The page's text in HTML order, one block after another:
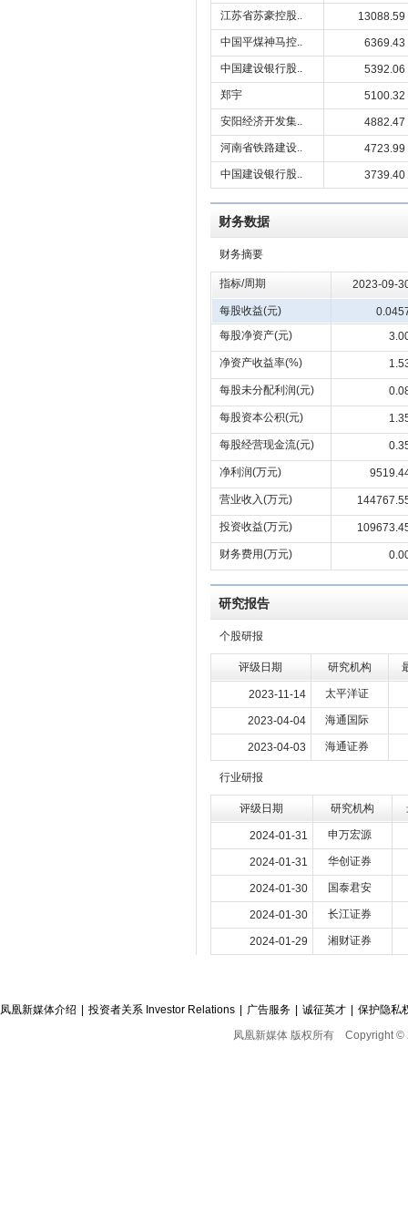
江苏省苏豪控股..
13088.59
中国平煤神马控..
6369.43
中国建设银行股..
5392.06
郑宇
5100.32
安阳经济开发集..
4882.47
河南省铁路建设..
4723.99
中国建设银行股..
3739.40
财务数据
财务摘要
指标/周期 2023-09-
每股收益(元)
每股净资产(元)
净资产收益率(%)
每股未分配利润(元)
每股资本公积(元)
每股经营现金流(元)
净利润(万元)
营业收入(万元)
投资收益(万元)
财务费用(万元)
研究报告
个股研报
评级日期 研究机构
2023-11-14 太平洋证
2023-04-04 海通国际
2023-04-03 海通证券
行业研报
评级日期 研究机构
2024-01-31 申万宏源
2024-01-31 华创证券
2024-01-30 国泰君安
2024-01-30 长江证券
2024-01-29 湘财证券
凤凰新媒体介绍 投资者关系 Investor Relations 广告服务 诚征英才
保护隐私
凤凰新媒体 版权所有 Copyright ©